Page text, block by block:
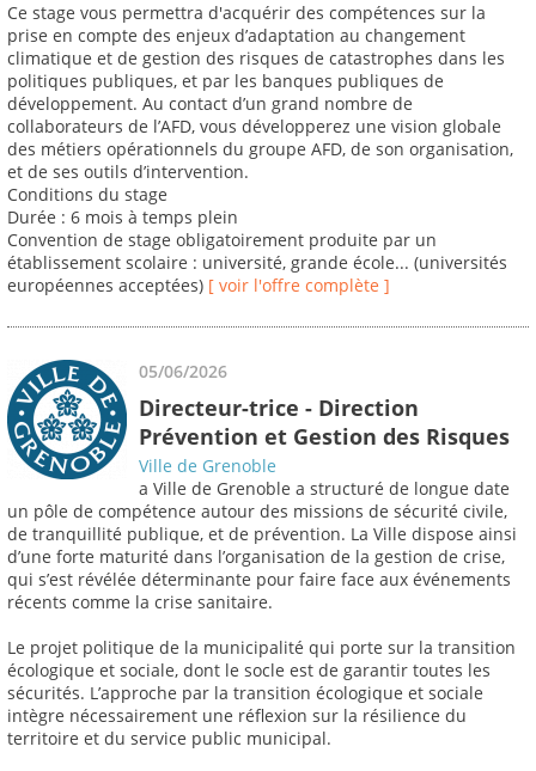
Ce stage vous permettra d'acquérir des compétences sur la
prise en compte des enjeux d’adaptation au changement
climatique et de gestion des risques de catastrophes dans les
politiques publiques, et par les banques publiques de
développement. Au contact d’un grand nombre de
collaborateurs de l’AFD, vous développerez une vision globale
des métiers opérationnels du groupe AFD, de son organisation,
et de ses outils d’intervention.
Conditions du stage
Durée : 6 mois à temps plein
Convention de stage obligatoirement produite par un
établissement scolaire : université, grande école... (universités
européennes acceptées) [ voir l'offre complète ]
05/06/2026
Directeur-trice - Direction
Prévention et Gestion des Risques
Ville de Grenoble
a Ville de Grenoble a structuré de longue date
un pôle de compétence autour des missions de sécurité civile,
de tranquillité publique, et de prévention. La Ville dispose ainsi
d’une forte maturité dans l’organisation de la gestion de crise,
qui s’est révélée déterminante pour faire face aux événements
récents comme la crise sanitaire.
Le projet politique de la municipalité qui porte sur la transition
écologique et sociale, dont le socle est de garantir toutes les
sécurités. L’approche par la transition écologique et sociale
intègre nécessairement une réflexion sur la résilience du
territoire et du service public municipal.